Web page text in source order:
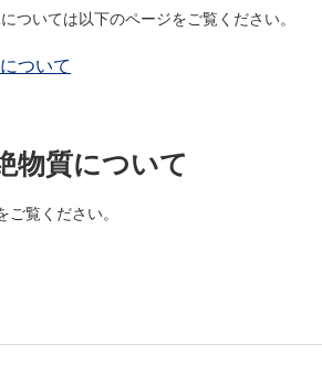
ついては以下のページをご覧ください。
ついて
物質について
覧ください。